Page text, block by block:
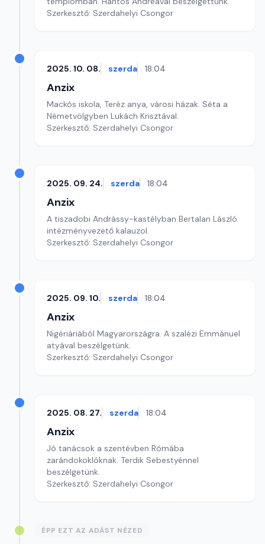
Szerkesztő: Szerdahelyi Csongor
2025. 10. 08. szerda 18:04
Anzix
Mackós iskola, Teréz anya, városi házak. Séta a
Németvölgyben Lukách Krisztával.
Szerkesztő: Szerdahelyi Csongor
2025. 09. 24. szerda 18:04
Anzix
A tiszadobi Andrássy-kastélyban Bertalan László
intézményvezető kalauzol.
Szerkesztő: Szerdahelyi Csongor
2025. 09. 10. szerda 18:04
Anzix
Nigériáriából Magyarországra. A szalézi Emmánuel
atyával beszélgetünk.
Szerkesztő: Szerdahelyi Csongor
2025. 08. 27. szerda 18:04
Anzix
Jó tanácsok a szentévben Rómába
zarándokoklóknak. Terdik Sebestyénnel
beszélgetünk.
Szerkesztő: Szerdahelyi Csongor
ÉPP EZT AZ ADÁST NÉZED